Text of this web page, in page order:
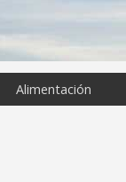
Alimentación